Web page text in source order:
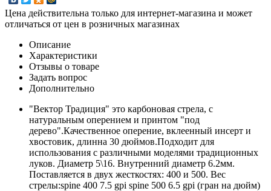
Цена действительна только для интернет-магазина и может
отличаться от цен в розничных магазинах
Описание
Характеристики
Отзывы о товаре
Задать вопрос
Дополнительно
"Вектор Традиция" это карбоновая стрела, с
натуральным оперением и принтом "под
дерево".Качественное оперение, вклеенный инсерт и
хвостовик, длинна 30 дюймов.Подходит для
использования с различными моделями традиционных
луков. Диаметр 5\16. Внутренний диаметр 6.2мм.
Поставляется в двух жесткостях: 400 и 500. Вес
стрелы:spine 400 7.5 gpi spine 500 6.5 gpi (гран на дюйм)